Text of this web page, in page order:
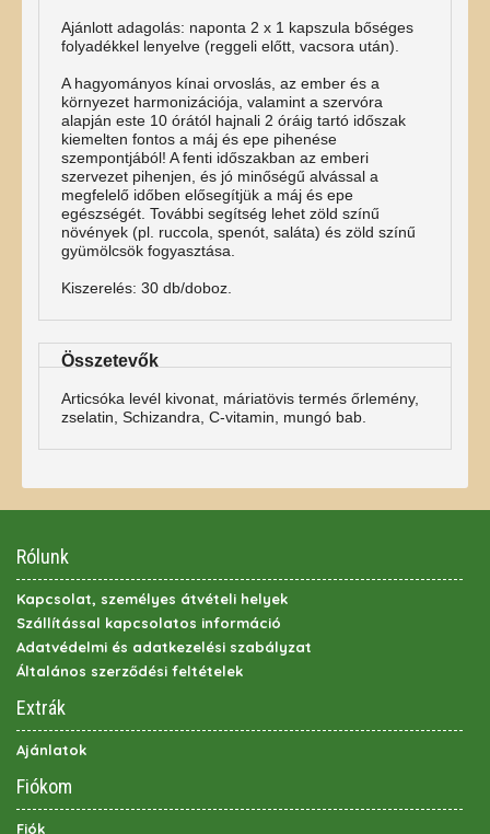
Ajánlott adagolás: naponta 2 x 1 kapszula bőséges
folyadékkel lenyelve (reggeli előtt, vacsora után).
A hagyományos kínai orvoslás, az ember és a
környezet harmonizációja, valamint a szervóra
alapján este 10 órától hajnali 2 óráig tartó időszak
kiemelten fontos a máj és epe pihenése
szempontjából! A fenti időszakban az emberi
szervezet pihenjen, és jó minőségű alvással a
megfelelő időben elősegítjük a máj és epe
egészségét. További segítség lehet zöld színű
növények (pl. ruccola, spenót, saláta) és zöld színű
gyümölcsök fogyasztása.
Kiszerelés: 30 db/doboz.
Összetevők
Articsóka levél kivonat, máriatövis termés őrlemény,
zselatin, Schizandra, C-vitamin, mungó bab.
Rólunk
Kapcsolat, személyes átvételi helyek
Szállítással kapcsolatos információ
Adatvédelmi és adatkezelési szabályzat
Általános szerződési feltételek
Extrák
Ajánlatok
Fiókom
Fiók